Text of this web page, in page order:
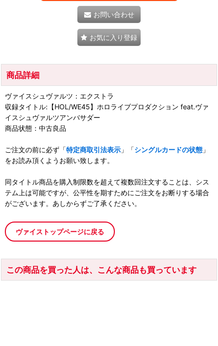
お問い合わせ
お気に入り登録
商品詳細
ヴァイスシュヴァルツ：エクストラ
収録タイトル:【HOL/WE45】ホロライブプロダクション feat.ヴァ
イスシュヴァルツアンバサダー
商品状態：中古良品
ご注文の前に必ず「特定商取引法表示 」「シングルカードの状態 」
をお読み頂くようお願い致します。
同タイトル商品を購入制限数を超えて複数回注文することは、シス
テム上は可能ですが、公平性を期すためにご注文をお断りする場合
がございます。あしからずご了承ください。
ヴァイストップページに戻る
この商品を買った人は、こんな商品も買っています